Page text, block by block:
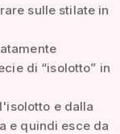
sulle stilate in
di “isolotto” in
e dalla
e quindi esce da